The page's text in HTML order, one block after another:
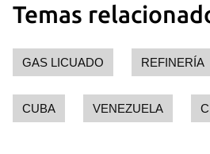
Temas
GAS LICUADO REFINERÍA
CUBA VENEZUELA